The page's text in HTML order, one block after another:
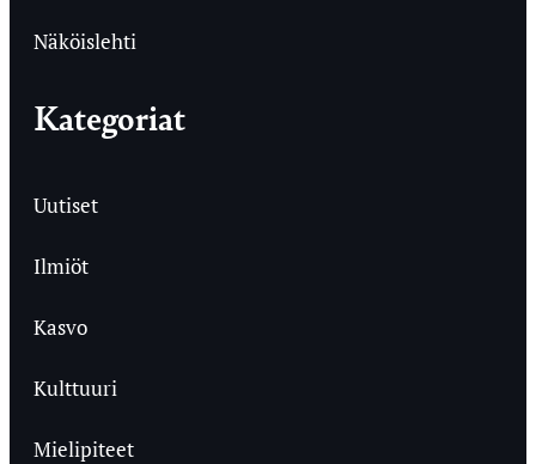
Näköislehti
Kategoriat
Uutiset
Ilmiöt
Kasvo
Kulttuuri
Mielipiteet